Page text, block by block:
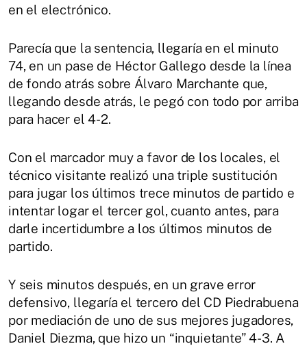
en el electrónico.
Parecía que la sentencia, llegaría en el minuto
74, en un pase de Héctor Gallego desde la línea
de fondo atrás sobre Álvaro Marchante que,
llegando desde atrás, le pegó con todo por arriba
para hacer el 4-2.
Con el marcador muy a favor de los locales, el
técnico visitante realizó una triple sustitución
para jugar los últimos trece minutos de partido e
intentar logar el tercer gol, cuanto antes, para
darle incertidumbre a los últimos minutos de
partido.
Y seis minutos después, en un grave error
defensivo, llegaría el tercero del CD Piedrabuena
por mediación de uno de sus mejores jugadores,
Daniel Diezma, que hizo un “inquietante” 4-3. A